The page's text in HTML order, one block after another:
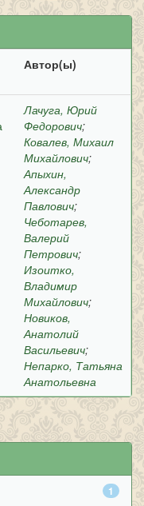
Автор(ы)
Лачуга, Юрий
Федорович;
Ковалев, Михаил
Михайлович;
Апыхин,
Александр
Павлович;
Чеботарев,
Валерий
Петрович;
Изоитко,
Владимир
Михайлович;
Новиков,
Анатолий
Васильевич;
Непарко, Татьяна
Анатольевна
1